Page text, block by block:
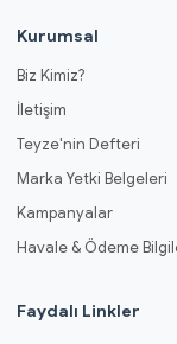
Kurumsal
Biz Kimiz?
İletişim
Teyze'nin Defteri
Marka Yetki Belgeleri
Kampanyalar
Havale & Ödeme
Faydalı Linkler